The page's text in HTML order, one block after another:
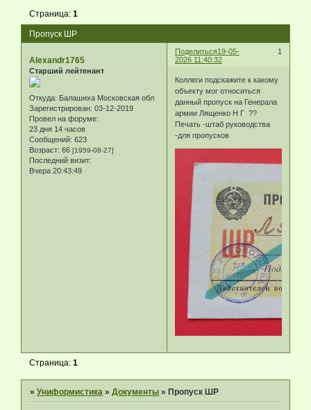
Пропуск ШР
Страница:1
Поделиться 1
19-05-
2026 11:40:32
Alexandr1765
Старший лейтенант
Откуда: Балашиха Московская обл
Зарегистрирован: 03-12-2019
Провел на форуме:
23 дня 14 часов
Сообщений: 623
Возраст: 66 [1959-08-27]
Последний визит:
Вчера 20:43:49
Коллеги подскажите к какому
объекту мог относиться
данный пропуск на Генерала
армии Лященко Н Г ??
Печать -штаб руководства
-для пропусков
Страница:1
»Униформистика »Документы »Пропуск ШР